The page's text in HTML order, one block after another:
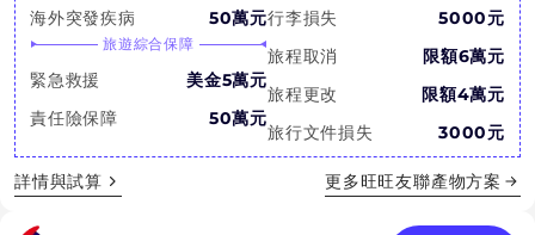
海外突發疾病
50萬元
旅遊綜合保障
緊急救援
美金5萬元
責任險保障
50萬元
行李損失
5000元
旅程取消
限額6萬元
旅程更改
限額4萬元
旅行文件損失
3000元
詳情與試算 更多旺旺友聯產物方案